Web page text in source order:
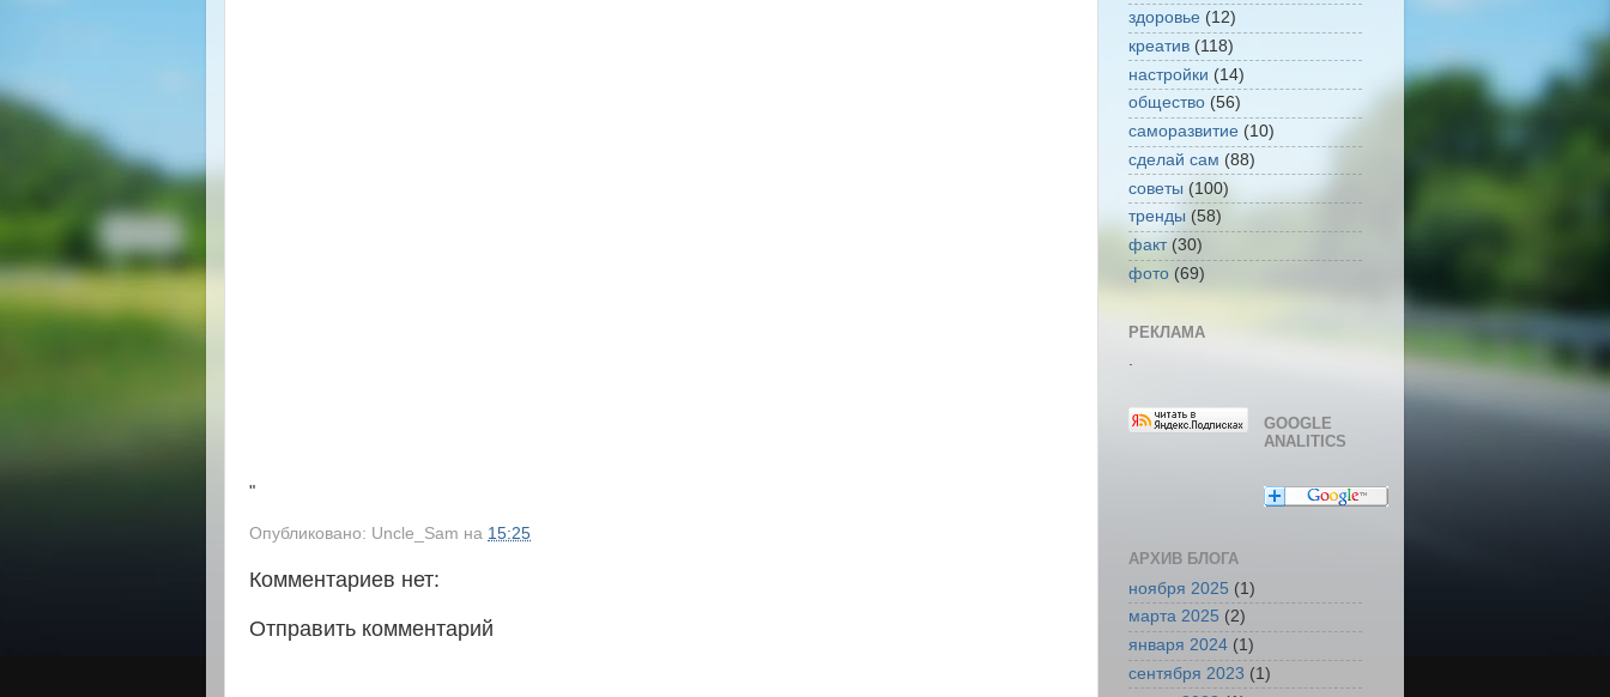
"
Опубликовано: Uncle_Sam на 15:25
Комментариев нет:
Отправить комментарий
здоровье (12)
креатив (118)
настройки (14)
общество (56)
саморазвитие (10)
сделай сам (88)
советы (100)
тренды (58)
факт (30)
фото (69)
РЕКЛАМА
GOOGLE
ANALITICS
АРХИВ БЛОГА
ноября 2025 (1)
марта 2025 (2)
января 2024 (1)
сентября 2023 (1)